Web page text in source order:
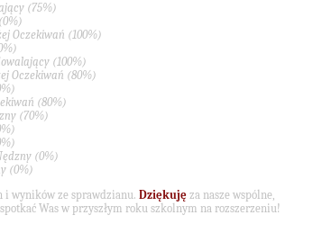
(75%)
Oczekiwań (100%)
(100%)
Oczekiwań (80%)
(80%)
(70%)
(0%)
(0%)
i wyników ze sprawdzianu. Dziękuję za nasze wspólne,
Was w przyszłym roku szkolnym na rozszerzeniu!